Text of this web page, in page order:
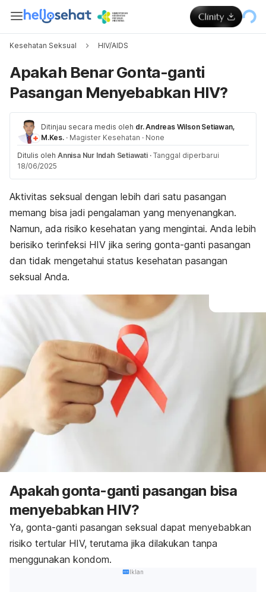
Kesehatan Seksual HIV/AIDS
Apakah Benar Gonta-ganti
Pasangan Menyebabkan HIV?
Ditinjau secara medis oleh dr. Andreas Wilson Setiawan,
M.Kes. · Magister Kesehatan · None
Ditulis oleh Annisa Nur Indah Setiawati · Tanggal diperbarui
18/06/2025
Aktivitas seksual dengan lebih dari satu pasangan
memang bisa jadi pengalaman yang menyenangkan.
Namun, ada risiko kesehatan yang mengintai. Anda lebih
berisiko terinfeksi HIV jika sering gonta-ganti pasangan
dan tidak mengetahui status kesehatan pasangan
seksual Anda.
Apakah gonta-ganti pasangan bisa
menyebabkan HIV?
Ya, gonta-ganti pasangan seksual dapat menyebabkan
risiko tertular HIV, terutama jika dilakukan tanpa
menggunakan kondom.
Iklan